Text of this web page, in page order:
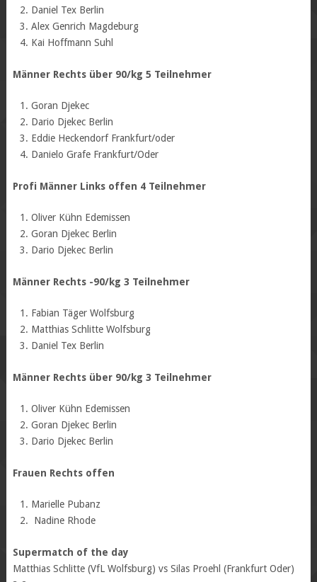
Daniel Tex Berlin
Alex Genrich Magdeburg
Kai Hoffmann Suhl
Männer Rechts über 90/kg 5 Teilnehmer
Goran Djekec
Dario Djekec Berlin
Eddie Heckendorf Frankfurt/oder
Danielo Grafe Frankfurt/Oder
Profi Männer Links offen 4 Teilnehmer
Oliver Kühn Edemissen
Goran Djekec Berlin
Dario Djekec Berlin
Männer Rechts -90/kg 3 Teilnehmer
Fabian Täger Wolfsburg
Matthias Schlitte Wolfsburg
Daniel Tex Berlin
Männer Rechts über 90/kg 3 Teilnehmer
Oliver Kühn Edemissen
Goran Djekec Berlin
Dario Djekec Berlin
Frauen Rechts offen
Marielle Pubanz
Nadine Rhode
Supermatch of the day
Matthias Schlitte (VfL Wolfsburg) vs Silas Proehl (Frankfurt Oder)